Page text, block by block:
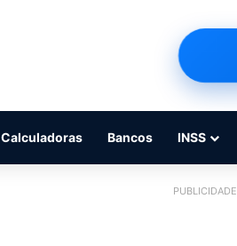
Calculadoras Bancos INSS
PUBLICIDADE